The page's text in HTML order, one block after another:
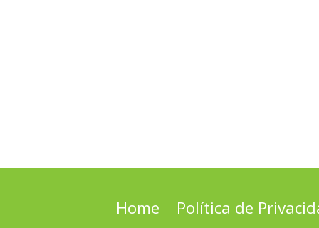
Home Política de